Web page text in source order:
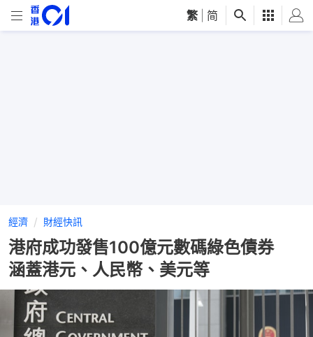
繁 简
經濟 財經快訊
港府成功發售100億元數碼綠色債券
涵蓋港元、人民幣、美元等